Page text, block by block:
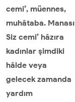
cemi’, müennes,
muhâtaba.
Siz cemi’ hâzıra
kadınlar şimdiki
hâlde veya
gelecek zamanda
yardım